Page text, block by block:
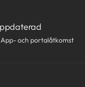
App- och portalåtkomst